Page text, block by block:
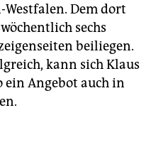
Dem dort
sechs
beiliegen.
kann sich Klaus
Angebot auch in